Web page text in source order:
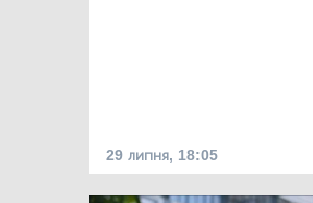
29 липня, 18:05